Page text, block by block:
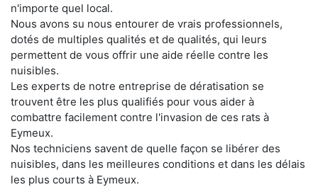
n'importe quel local.
Nous avons su nous entourer de vrais professionnels,
dotés de multiples qualités et de qualités, qui leurs
permettent de vous offrir une aide réelle contre les
nuisibles.
Les experts de notre entreprise de dératisation se
trouvent être les plus qualifiés pour vous aider à
combattre facilement contre l'invasion de ces rats à
Eymeux.
Nos techniciens savent de quelle façon se libérer des
nuisibles, dans les meilleures conditions et dans les délais
les plus courts à Eymeux.